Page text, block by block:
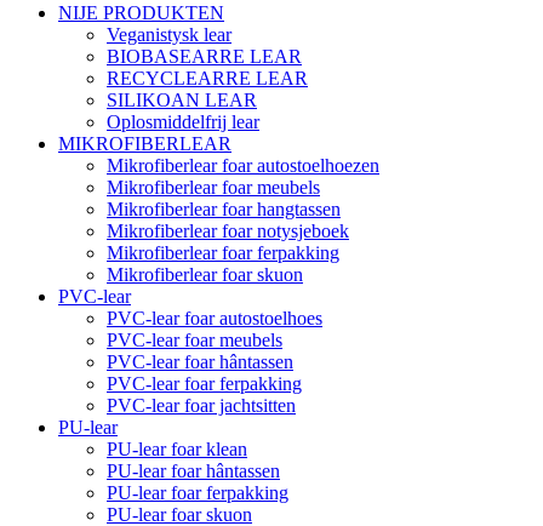
NIJE PRODUKTEN
Veganistysk lear
BIOBASEARRE LEAR
RECYCLEARRE LEAR
SILIKOAN LEAR
Oplosmiddelfrij lear
MIKROFIBERLEAR
Mikrofiberlear foar autostoelhoezen
Mikrofiberlear foar meubels
Mikrofiberlear foar hangtassen
Mikrofiberlear foar notysjeboek
Mikrofiberlear foar ferpakking
Mikrofiberlear foar skuon
PVC-lear
PVC-lear foar autostoelhoes
PVC-lear foar meubels
PVC-lear foar hântassen
PVC-lear foar ferpakking
PVC-lear foar jachtsitten
PU-lear
PU-lear foar klean
PU-lear foar hântassen
PU-lear foar ferpakking
PU-lear foar skuon